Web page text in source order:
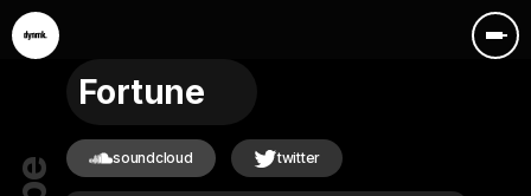
Fortune
soundcloud twitter